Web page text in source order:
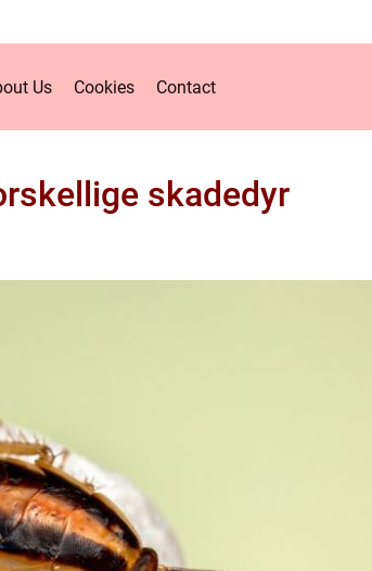
Us Cookies Contact
skadedyr